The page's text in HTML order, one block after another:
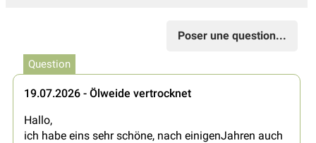
Poser une question...
Question
19.07.2026 - Ölweide vertrocknet
Hallo,
ich habe eins sehr schöne, nach einigenJahren auch